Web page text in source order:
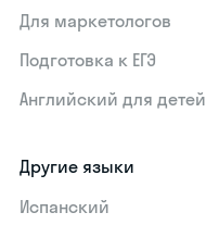
Для маркетологов
Подготовка к ЕГЭ
Английский для детей
Другие языки
Испанский